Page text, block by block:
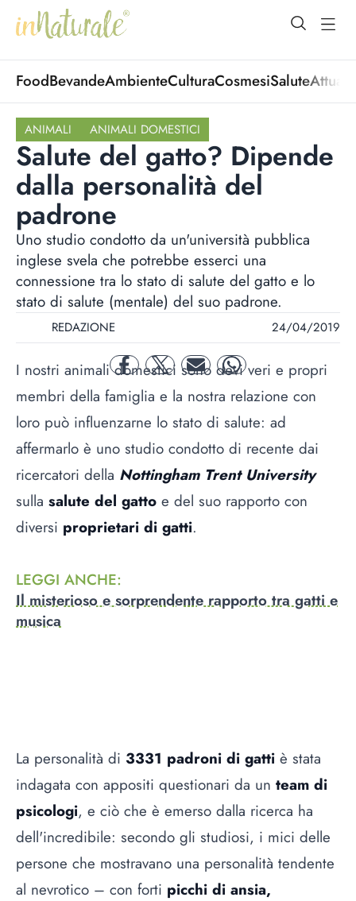
open
FoodBevandeAmbienteCulturaCosmesiSalute
ANIMALI ANIMALI DOMESTICI
Salute del gatto? Dipende
dalla personalità del
padrone
Uno studio condotto da un'università pubblica
inglese svela che potrebbe esserci una
connessione tra lo stato di salute del gatto e lo
stato di salute (mentale) del suo padrone.
REDAZIONE 24/04/2019
facebooktwitter mail whatsapp
I nostri animali domestici sono devi veri e propri
membri della famiglia e la nostra relazione con
loro può influenzarne lo stato di salute: ad
affermarlo è uno studio condotto di recente dai
ricercatori della Nottingham Trent University
sulla salute del gatto e del suo rapporto con
diversi proprietari di gatti.
LEGGI ANCHE:
Il misterioso e sorprendente rapporto tra gatti e
musica
La personalità di 3331 padroni di gatti è stata
indagata con appositi questionari da un team di
psicologi, e ciò che è emerso dalla ricerca ha
dell'incredibile: secondo gli studiosi, i mici delle
persone che mostravano una personalità tendente
al nevrotico – con forti picchi di ansia,